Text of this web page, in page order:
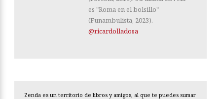
es "Roma en el bolsillo"
(Funambulista, 2023).
@ricardolladosa
Zenda es un territorio de libros y amigos, al que te puedes sumar